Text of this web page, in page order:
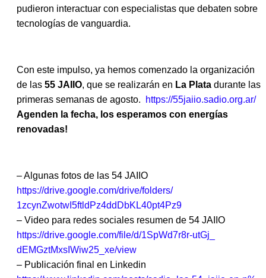
pudieron interactuar con especialistas que debaten sobre
tecnologías de vanguardia.
Con este impulso, ya hemos comenzado la organización
de las 55 JAIIO, que se realizarán en La Plata durante las
primeras semanas de agosto.
https://55jaiio.sadio.org.ar/
Agenden la fecha, los esperamos con energías
renovadas!
– Algunas fotos de las 54 JAIIO
https://drive.google.com/drive/folders/
1zcynZwotwI5ftldPz4ddDbKL40pt4Pz9
– Video para redes sociales resumen de 54 JAIIO
https://drive.google.com/file/d/1SpWd7r8r-utGj_
dEMGztMxsIWiw25_xe/view
– Publicación final en Linkedin